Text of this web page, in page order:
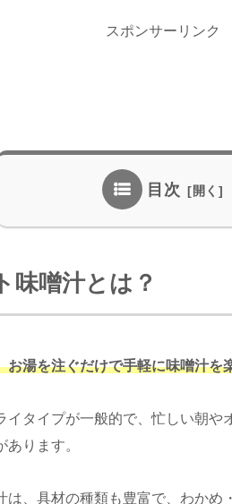
スポンサーリンク
目次
味噌汁とは？
お湯を注ぐだけで手軽に味噌汁を
イタイプが一般的で、忙しい朝や
ります。
は、具材の種類も豊富で、わかめ